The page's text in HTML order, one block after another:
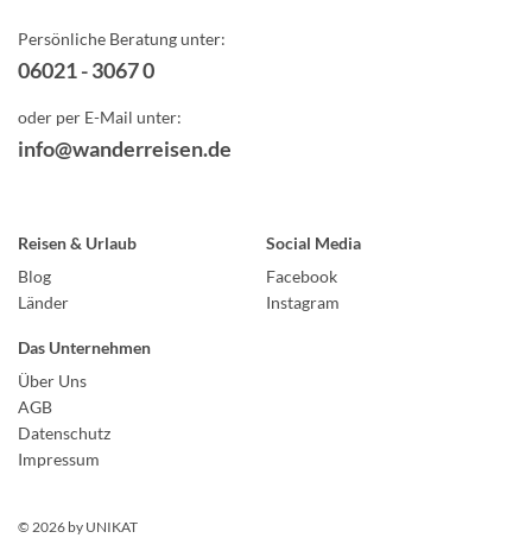
Persönliche Beratung unter:
06021 - 3067 0
oder per E-Mail unter:
info@wanderreisen.de
Reisen & Urlaub
Blog
Länder
Social Media
Facebook
Instagram
Das Unternehmen
Über Uns
AGB
Datenschutz
Impressum
© 2026 by UNIKAT